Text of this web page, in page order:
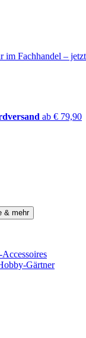
im Fachhandel –
ab € 79,90
Gärtner